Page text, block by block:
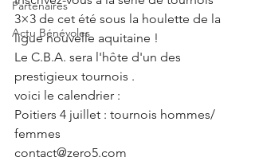
Partenaires
Actu Bénévoles
3×3 de cet été sous la houlette de la
ligue nouvelle aquitaine !
Le C.B.A. sera l'hôte d'un des
prestigieux tournois .
voici le calendrier :
Poitiers 4 juillet : tournois hommes/
femmes
contact@zero5.com